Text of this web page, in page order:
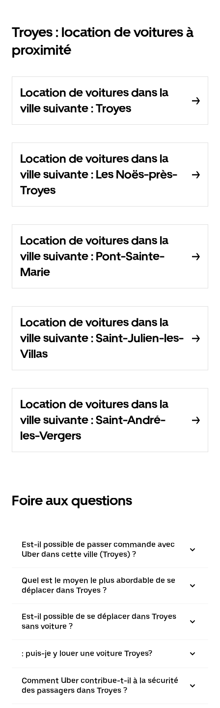
Troyes : location de voitures à
proximité
Location de voitures dans la
ville suivante : Troyes
Location de voitures dans la
ville suivante : Les Noës-près-
Troyes
Location de voitures dans la
ville suivante : Pont-Sainte-
Marie
Location de voitures dans la
ville suivante : Saint-Julien-les-
Villas
Location de voitures dans la
ville suivante : Saint-André-
les-Vergers
Foire aux questions
Est-il possible de passer commande avec
Uber dans cette ville (Troyes) ?
Quel est le moyen le plus abordable de se
déplacer dans Troyes ?
Est-il possible de se déplacer dans Troyes
sans voiture ?
: puis-je y louer une voiture Troyes?
Comment Uber contribue-t-il à la sécurité
des passagers dans Troyes ?